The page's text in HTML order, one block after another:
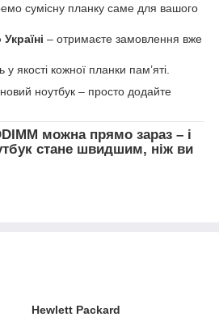
сумісну планку саме для вашого
– отримаєте замовлення вже
у якості кожної планки пам’яті.
ноутбук – просто додайте
можна прямо зараз – і
стане швидшим, ніж ви
Hewlett Packard